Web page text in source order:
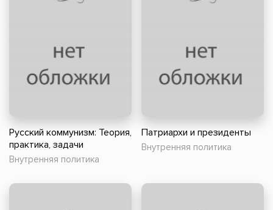
Русский коммунизм: Теория,
практика, задачи
Внутренняя политика
Патриархи и президенты
Внутренняя политика